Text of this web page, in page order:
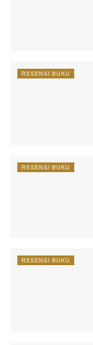
RESENSI BUKU
RESENSI BUKU
RESENSI BUKU